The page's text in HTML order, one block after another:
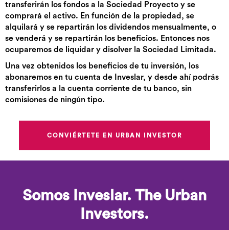
transferirán los fondos a la Sociedad Proyecto y se
comprará el activo. En función de la propiedad, se
alquilará y se repartirán los dividendos mensualmente, o
se venderá y se repartirán los beneficios. Entonces nos
ocuparemos de liquidar y disolver la Sociedad Limitada.
Una vez obtenidos los beneficios de tu inversión, los
abonaremos en tu cuenta de Inveslar, y desde ahí podrás
transferirlos a la cuenta corriente de tu banco, sin
comisiones de ningún tipo.
CONVIÉRTETE EN URBAN INVESTOR
Somos Inveslar. The Urban
Investors.